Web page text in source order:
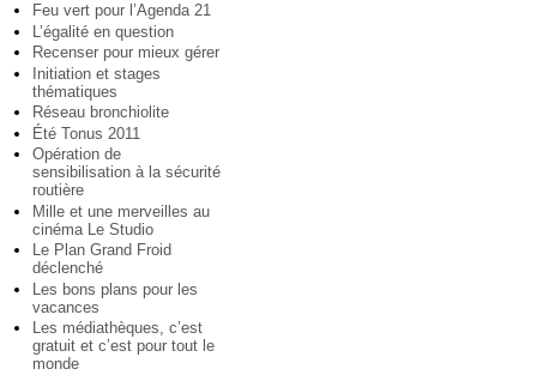
Feu vert pour l’Agenda 21
L’égalité en question
Recenser pour mieux gérer
Initiation et stages
thématiques
Réseau bronchiolite
Été Tonus 2011
Opération de
sensibilisation à la sécurité
routière
Mille et une merveilles au
cinéma Le Studio
Le Plan Grand Froid
déclenché
Les bons plans pour les
vacances
Les médiathèques, c’est
gratuit et c’est pour tout le
monde